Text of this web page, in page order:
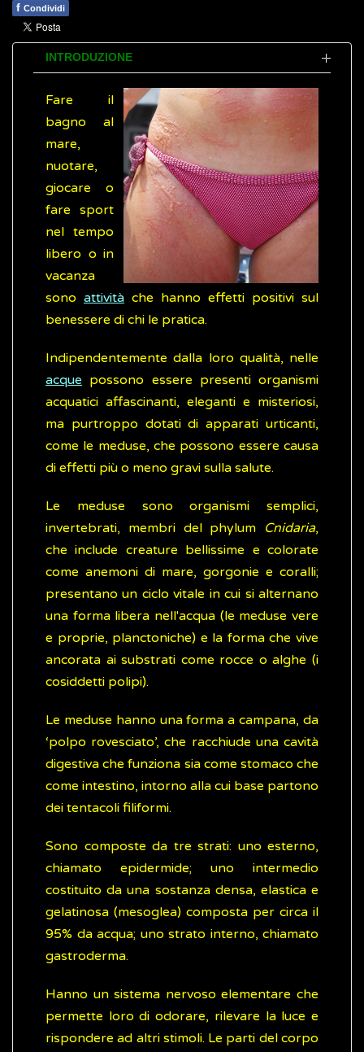
f Condividi
INTRODUZIONE
Fare il
bagno al
mare,
nuotare,
giocare o
fare sport
nel tempo
libero o in
vacanza
sono attività che hanno effetti positivi sul
benessere di chi le pratica.
Indipendentemente dalla loro qualità, nelle
acque possono essere presenti organismi
acquatici affascinanti, eleganti e misteriosi,
ma purtroppo dotati di apparati urticanti,
come le meduse, che possono essere causa
di effetti più o meno gravi sulla salute.
Le meduse sono organismi semplici,
invertebrati, membri del phylum Cnidaria,
che include creature bellissime e colorate
come anemoni di mare, gorgonie e coralli;
presentano un ciclo vitale in cui si alternano
una forma libera nell'acqua (le meduse vere
e proprie, planctoniche) e la forma che vive
ancorata ai substrati come rocce o alghe (i
cosiddetti polipi).
Le meduse hanno una forma a campana, da
‘polpo rovesciato’, che racchiude una cavità
digestiva che funziona sia come stomaco che
come intestino, intorno alla cui base partono
dei tentacoli filiformi.
Sono composte da tre strati: uno esterno,
chiamato epidermide; uno intermedio
costituito da una sostanza densa, elastica e
gelatinosa (mesoglea) composta per circa il
95% da acqua; uno strato interno, chiamato
gastroderma.
Hanno un sistema nervoso elementare che
permette loro di odorare, rilevare la luce e
rispondere ad altri stimoli. Le parti del corpo